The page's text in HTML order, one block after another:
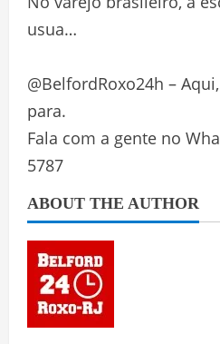
usua…
@BelfordRoxo24h –
para.
Fala com a gente no
5787
ABOUT THE AUTHOR